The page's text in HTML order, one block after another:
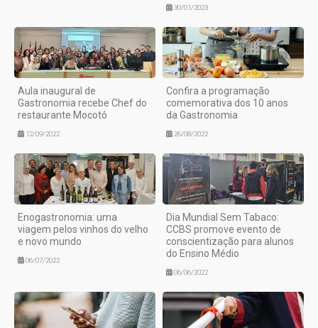
30/01/2023
Aula inaugural de
Gastronomia recebe Chef do
restaurante Mocotó
12/09/2022
Confira a programação
comemorativa dos 10 anos
da Gastronomia
26/08/2022
Enogastronomia: uma
viagem pelos vinhos do velho
e novo mundo
06/07/2022
Dia Mundial Sem Tabaco:
CCBS promove evento de
conscientização para alunos
do Ensino Médio
06/06/2022